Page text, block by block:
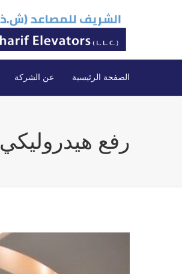
الصفحة الرئيسية‎ عن الشركة‎
رفع هيدروليكي